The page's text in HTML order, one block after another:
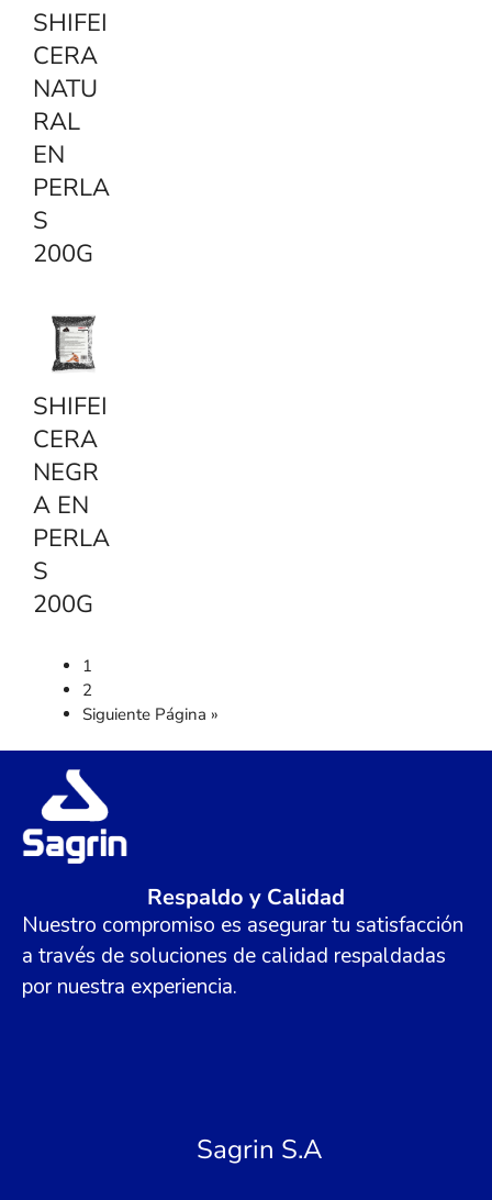
SHIFEI
CERA
NATU
RAL
EN
PERLA
S
200G
SHIFEI
CERA
NEGR
A EN
PERLA
S
200G
1
2
Siguiente Página »
Respaldo y Calidad
Nuestro compromiso es asegurar tu satisfacción
a través de soluciones de calidad respaldadas
por nuestra experiencia.
Sagrin S.A